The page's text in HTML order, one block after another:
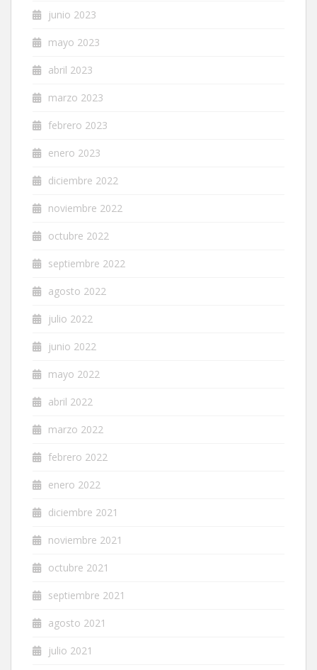
junio 2023
mayo 2023
abril 2023
marzo 2023
febrero 2023
enero 2023
diciembre 2022
noviembre 2022
octubre 2022
septiembre 2022
agosto 2022
julio 2022
junio 2022
mayo 2022
abril 2022
marzo 2022
febrero 2022
enero 2022
diciembre 2021
noviembre 2021
octubre 2021
septiembre 2021
agosto 2021
julio 2021